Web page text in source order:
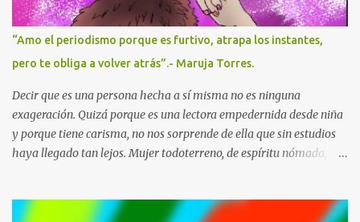
n
t
a
r
o
“Amo el periodismo porque es furtivo, atrapa los instantes,
pero te obliga a volver atrás”.- Maruja Torres.
Decir que es una persona hecha a sí misma no es ninguna
exageración. Quizá porque es una lectora empedernida desde niña
y porque tiene carisma, no nos sorprende de ella que sin estudios
haya llegado tan lejos. Mujer todoterreno, de espíritu nómada,
En sus reportajes y columnas de opinión ha escrito sobre todos los